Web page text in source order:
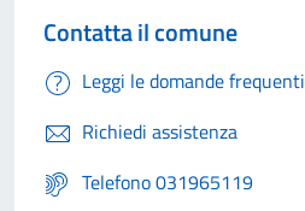
Contatta il comune
Leggi le domande frequenti
Richiedi assistenza
Telefono 031965119